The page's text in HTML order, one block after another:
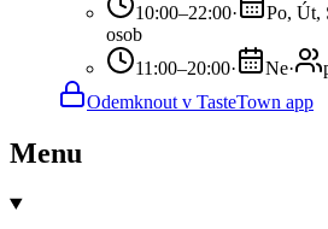
10:00–22:00· Po, Út,
osob
11:00–20:00· Ne·
Odemknout v TasteTown app
Menu